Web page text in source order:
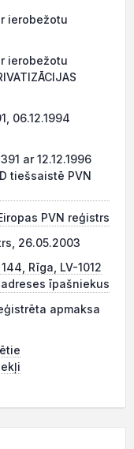
ierobežotu
ierobežotu
06.12.1994
ar 12.12.1996
tiešsaistē PVN
PVN reģistrs
26.05.2003
Rīga, LV-1012
īpašniekus
apmaksa